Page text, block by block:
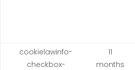
cookielawinfo-
checkbox-
11
months